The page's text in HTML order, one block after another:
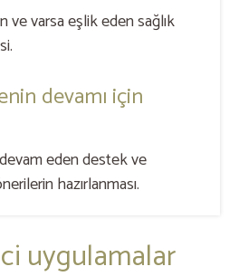
varsa eşlik eden sağlık
devamı için
eden destek ve
hazırlanması.
uygulamalar